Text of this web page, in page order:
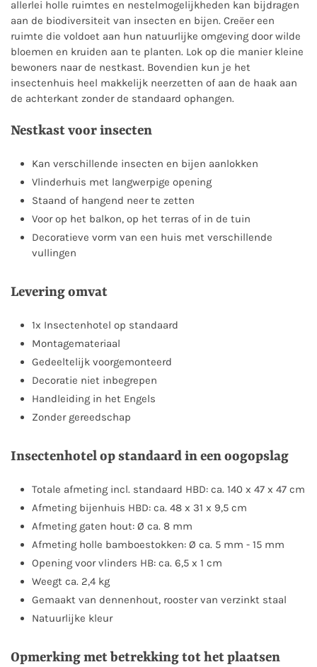
allerlei holle ruimtes en nestelmogelijkheden kan bijdragen
aan de biodiversiteit van insecten en bijen. Creëer een
ruimte die voldoet aan hun natuurlijke omgeving door wilde
bloemen en kruiden aan te planten. Lok op die manier kleine
bewoners naar de nestkast. Bovendien kun je het
insectenhuis heel makkelijk neerzetten of aan de haak aan
de achterkant zonder de standaard ophangen.
Nestkast voor insecten
Kan verschillende insecten en bijen aanlokken
Vlinderhuis met langwerpige opening
Staand of hangend neer te zetten
Voor op het balkon, op het terras of in de tuin
Decoratieve vorm van een huis met verschillende
vullingen
Levering omvat
1x Insectenhotel op standaard
Montagemateriaal
Gedeeltelijk voorgemonteerd
Decoratie niet inbegrepen
Handleiding in het Engels
Zonder gereedschap
Insectenhotel op standaard in een oogopslag
Totale afmeting incl. standaard HBD: ca. 140 x 47 x 47 cm
Afmeting bijenhuis HBD: ca. 48 x 31 x 9,5 cm
Afmeting gaten hout: Ø ca. 8 mm
Afmeting holle bamboestokken: Ø ca. 5 mm - 15 mm
Opening voor vlinders HB: ca. 6,5 x 1 cm
Weegt ca. 2,4 kg
Gemaakt van dennenhout, rooster van verzinkt staal
Natuurlijke kleur
Opmerking met betrekking tot het plaatsen